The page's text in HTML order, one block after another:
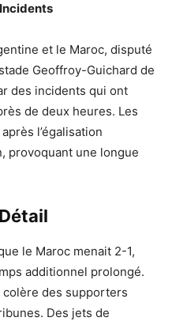
et le Maroc, disputé
Geoffroy-Guichard de
des incidents qui ont
de deux heures. Les
l’égalisation
provoquant une longue
le Maroc menait 2-1,
additionnel prolongé.
colère des supporters
Des jets de